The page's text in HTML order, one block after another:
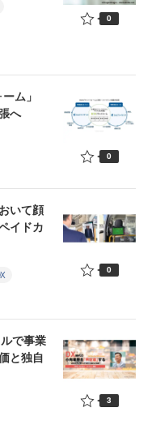
0
ム」
へ
0
いて顔
イドカ
0
で事業
と独自
3